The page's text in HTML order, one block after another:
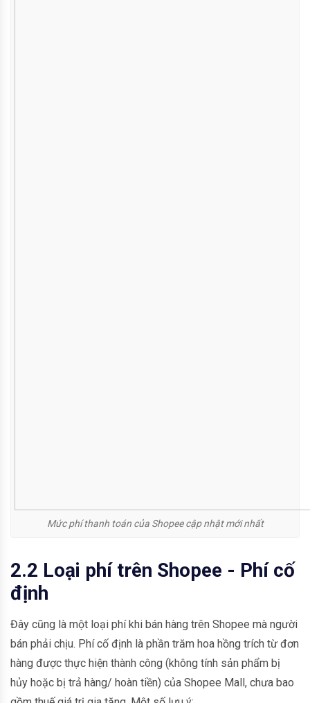
Mức phí thanh toán của Shopee cập nhật mới nhất
2.2 Loại phí trên Shopee - Phí cố
định
Đây cũng là một loại phí khi bán hàng trên Shopee mà người
bán phải chịu. Phí cố định là phần trăm hoa hồng trích từ đơn
hàng được thực hiện thành công (không tính sản phẩm bị
hủy hoặc bị trả hàng/ hoàn tiền) của Shopee Mall, chưa bao